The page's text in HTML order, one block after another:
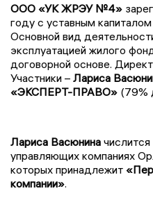
ООО «УК ЖРЭУ №4»
году с уставным
Основной вид
эксплуатацией жилого
договорной основе.
Участники – Лариса
«ЭКСПЕРТ-ПРАВО» (79%
Лариса Васюнина
управляющих компаниях
которых принадлежит
компании».